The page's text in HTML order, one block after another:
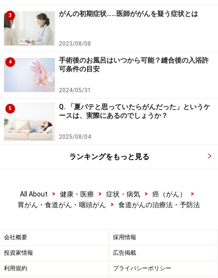
男性
喫煙
過度の飲酒
性別については予防のしようがないため、男性は特に気
をつけて検診などを受けるようにしましょう。タバコに
ついてですが、喫煙者は非喫煙者の2.24倍食道がんにな
りやすいというデータもあります。タバコには数多くの
有害物質が含まれ、多くのがん発生率を上げるのは周知
のことですが、煙の通り道に近い食道も影響を受けやす
い器官なのです。
割りがたまらないという方も少なくないと思いますが、
喫煙と飲酒の併用は食道がんの発生率を急激に上昇させ
ように心がけた方がよいでしょう。
熱いものや食道炎にも注意が必要
3 がんの初期症状……医師ががんを疑う症状とは
2023/08/08
4
手術後のお風呂はいつから可能？縫合後の入浴許
可条件の目安
2024/05/31
5
Q. 「夏バテと思っていたらがんだった」というケ
ースは、実際にあるのでしょうか？
2025/08/04
ランキングをもっと見る
All About > 健康・医療 > 症状・病気 > 癌（がん）
>
胃がん・食道がん・咽頭がん
> 食道がんの治療法・予防法
会社概要 採用情報
投資家情報 広告掲載
利用規約 プライバシーポリシー